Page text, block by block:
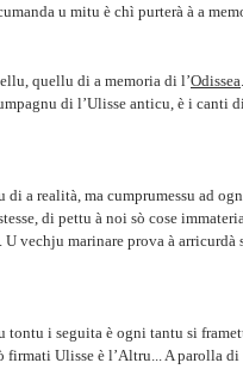
u mitu è chì purterà à a
quellu di a memoria di l’Odissea
di l’Ulisse anticu, è i canti
a realità, ma cumprumessu ad
di pettu à noi sò cose
U vechju marinare prova à arricurdà
tontu i seguita è ogni tantu si
firmati Ulisse è l’Altru... A parolla